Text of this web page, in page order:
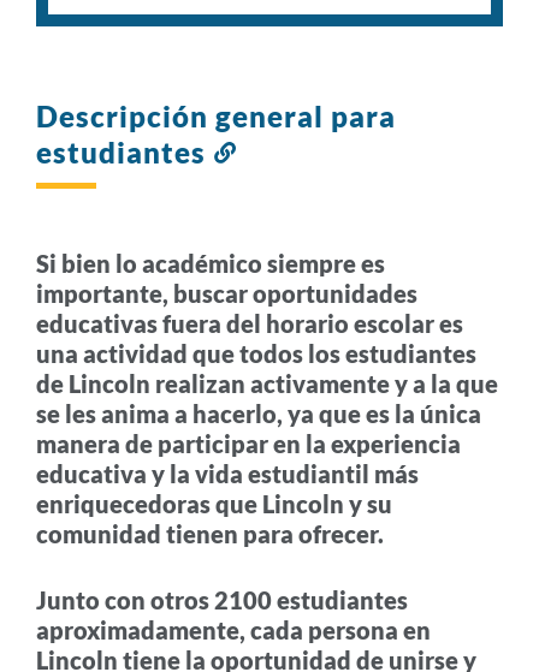
Descripción general para
estudiantes
Si bien lo académico siempre es
importante, buscar oportunidades
educativas fuera del horario escolar es
una actividad que todos los estudiantes
de Lincoln realizan activamente y a la que
se les anima a hacerlo, ya que es la única
manera de participar en la experiencia
educativa y la vida estudiantil más
enriquecedoras que Lincoln y su
comunidad tienen para ofrecer.
Junto con otros 2100 estudiantes
aproximadamente, cada persona en
Lincoln tiene la oportunidad de unirse y